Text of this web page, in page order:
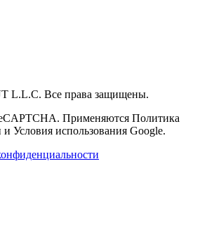
L.L.C. Все права защищены.
Применяются Политика
Условия использования Google.